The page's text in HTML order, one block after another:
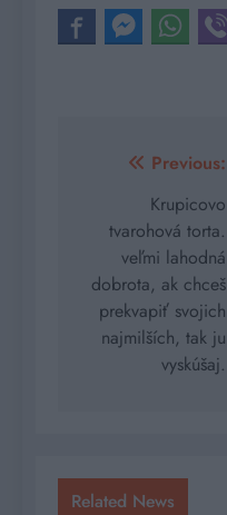
Navigácia
článku
Previous:
Krupicovo
tvarohová torta.
veľmi lahodná
dobrota, ak chceš
prekvapiť svojich
najmilších, tak ju
vyskúšaj.
Related News